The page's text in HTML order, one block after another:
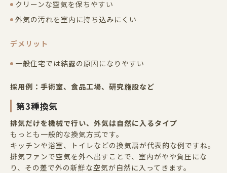
クリーンな空気を保ちやすい
外気の汚れを室内に持ち込みにくい
デメリット
一般住宅では結露の原因になりやすい
採用例：手術室、食品工場、研究施設など
第3種換気
排気だけを機械で行い、外気は自然に入るタイプ
もっとも一般的な換気方式です。
キッチンや浴室、トイレなどの換気扇が代表的な例ですね。
排気ファンで空気を外へ出すことで、室内がやや負圧にな
り、その差で外の新鮮な空気が自然に入ってきます。